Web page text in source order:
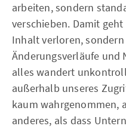
arbeiten, sondern
verschieben. Damit
Inhalt verloren,
Änderungsverläufe und
alles wandert
außerhalb unseres
kaum wahrgenommen,
anderes, als dass